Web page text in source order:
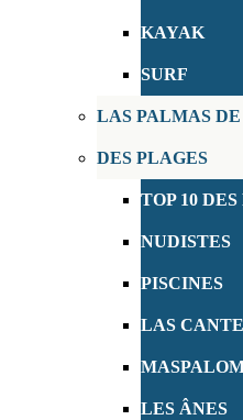
KAYAK
SURF
LAS PALMAS DE
DES PLAGES
TOP 10
NUDISTES
PISCINES
LAS
LES ÂNES